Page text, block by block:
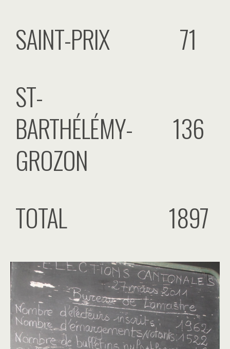
SAINT-PRIX
71
ST-
BARTHÉLÉMY-
GROZON
136
TOTAL 1897